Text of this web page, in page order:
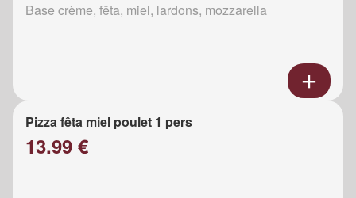
Base crème, fêta, miel, lardons, mozzarella
Pizza fêta miel poulet 1 pers
13.99 €